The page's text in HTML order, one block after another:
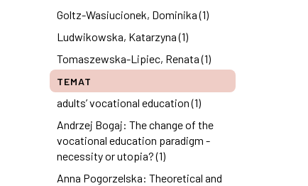
Goltz-Wasiucionek, Dominika (1)
Ludwikowska, Katarzyna (1)
Tomaszewska-Lipiec, Renata (1)
TEMAT
adults’ vocational education (1)
Andrzej Bogaj: The change of the
vocational education paradigm -
necessity or utopia? (1)
Anna Pogorzelska: Theoretical and